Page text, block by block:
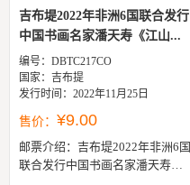
吉布堤2022年非洲6国联合发行
中国书画名家潘天寿《江山...
编号：DBTC217CO
国家：吉布提
发行时间：2022年11月25日
售价： ¥9.00
邮票介绍： 吉布堤2022年非洲6国
联合发行中国书画名家潘天寿